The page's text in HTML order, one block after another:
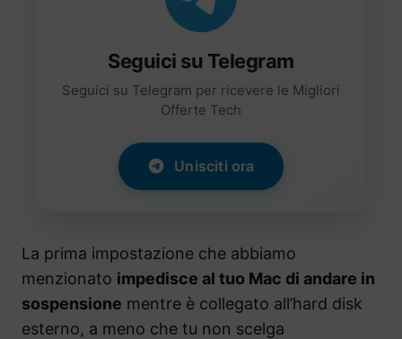
Seguici su Telegram
Seguici su Telegram per ricevere le Migliori
Offerte Tech
Unisciti ora
La prima impostazione che abbiamo
menzionato impedisce al tuo Mac di andare in
sospensione mentre è collegato all’hard disk
esterno, a meno che tu non scelga